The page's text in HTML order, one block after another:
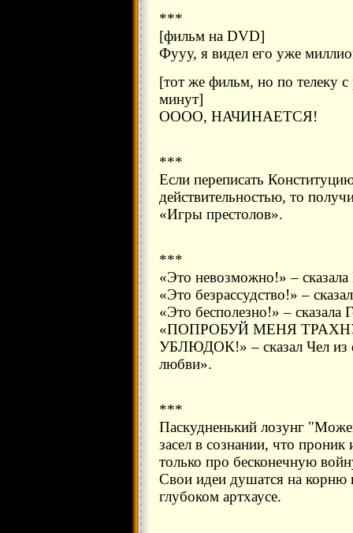
***
[фильм на DVD]
Фууу, я видел его уже
[тот же фильм, но по телеку
минут]
ОООО, НАЧИНАЕТСЯ!
***
Если переписать
действительностью, то
«Игры престолов».
***
«Это невозможно!» –
«Это безрассудство!» –
«Это бесполезно!» – сказала
«ПОПРОБУЙ МЕНЯ
УБЛЮДОК!» – сказал Чел из
любви».
***
Паскудненький лозунг
засел в сознании, что
только про бесконечную
Свои идеи душатся на корню
глубоком артхаусе.